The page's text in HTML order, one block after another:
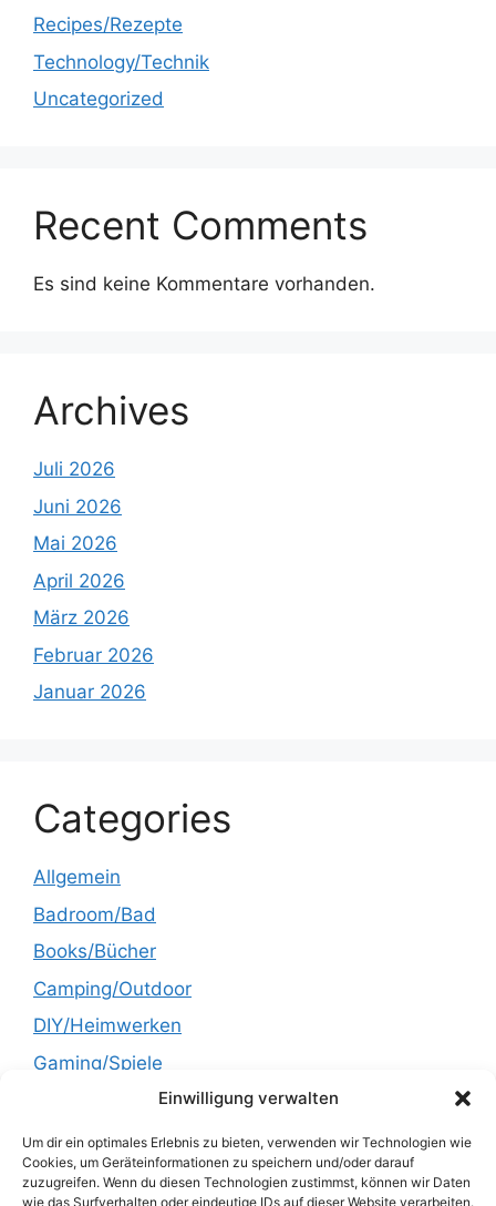
Einwilligung verwalten
Um dir ein optimales Erlebnis zu bieten, verwenden wir Technologien wie
Cookies, um Geräteinformationen zu speichern und/oder darauf
zuzugreifen. Wenn du diesen Technologien zustimmst, können wir Daten
wie das Surfverhalten oder eindeutige IDs auf dieser Website verarbeiten.
Recipes/Rezepte
Technology/Technik
Uncategorized
Recent Comments
Es sind keine Kommentare vorhanden.
Archives
Juli 2026
Juni 2026
Mai 2026
April 2026
März 2026
Februar 2026
Januar 2026
Categories
Allgemein
Badroom/Bad
Books/Bücher
Camping/Outdoor
DIY/Heimwerken
Gaming/Spiele
Garden/Garten
Health/Gesundheit
Kitchen/Küche